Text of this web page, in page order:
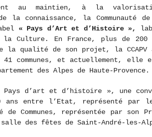
au maintien, à la
connaissance, la Communauté de
« Pays d’Art et d’Histoire »,
la Culture. En France, plus de
la qualité de son projet, la CCAPV
41 communes, et actuellement, elle
des Alpes de Haute-Provence.
d’art et d’histoire », une
ans entre l’Etat, représenté par
de Communes, représentée par son
des fêtes de Saint-André-les-